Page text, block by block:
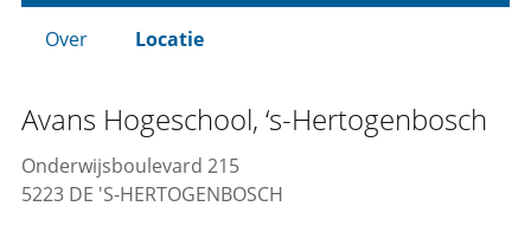
Over Locatie
Avans Hogeschool, ‘s-Hertogenbosch
Onderwijsboulevard 215
5223 DE 'S-HERTOGENBOSCH